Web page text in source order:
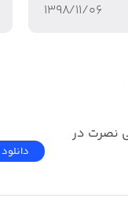
۱۳۹۸/۱۱/۰۶
دانلود